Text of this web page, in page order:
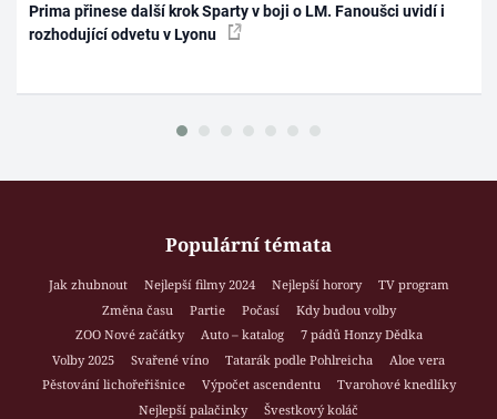
Prima přinese další krok Sparty v boji o LM. Fanoušci uvidí i
rozhodující odvetu v Lyonu
Populární témata
Jak zhubnout Nejlepší filmy 2024 Nejlepší horory
TV program
Změna času
Partie Počasí
Kdy budou volby
ZOO Nové začátky
Auto – katalog
7 pádů Honzy Dědka
Volby 2025
Svařené víno Tatarák podle Pohlreicha
Aloe vera
Pěstování lichořeřišnice
Výpočet ascendentu
Tvarohové knedlíky
Nejlepší palačinky
Švestkový koláč